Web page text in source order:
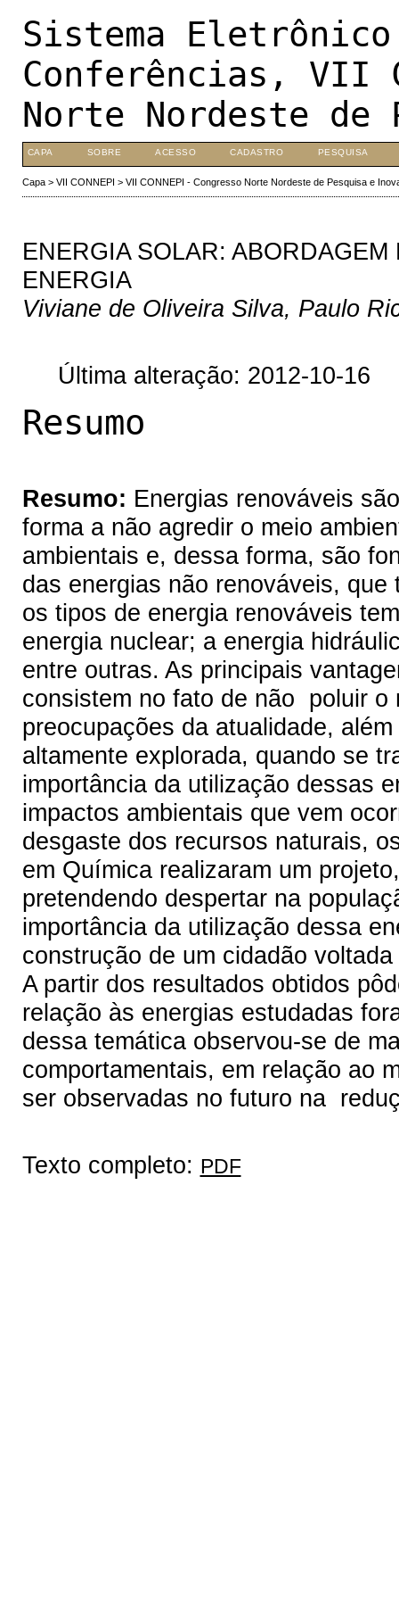
Sistema
Conferências, VII
Norte Nordeste de
CAPA SOBRE ACESSO CADASTRO PESQUISA
Capa> VII CONNEPI > VII CONNEPI - Congresso Norte Nordeste de Pesquisa e
ENERGIA SOLAR:
ENERGIA
Viviane de Oliveira Silva, Paulo
Última alteração: 2012-10-16
Resumo
Resumo: Energias renováveis
forma a não agredir o meio
ambientais e, dessa forma, são
das energias não renováveis,
os tipos de energia renováveis
energia nuclear; a energia
entre outras. As principais
consistem no fato de não poluir o
preocupações da atualidade,
altamente explorada, quando se
importância da utilização dessas
impactos ambientais que vem
desgaste dos recursos naturais,
em Química realizaram um
pretendendo despertar na
importância da utilização dessa
construção de um cidadão
A partir dos resultados obtidos
relação às energias estudadas
dessa temática observou-se de
comportamentais, em relação ao
ser observadas no futuro na
Texto completo: PDF